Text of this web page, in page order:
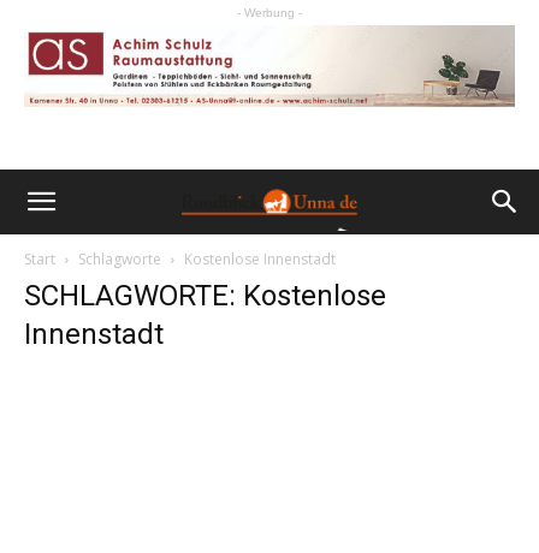
- Werbung -
Start Schlagworte Kostenlose Innenstadt
SCHLAGWORTE: Kostenlose
Innenstadt